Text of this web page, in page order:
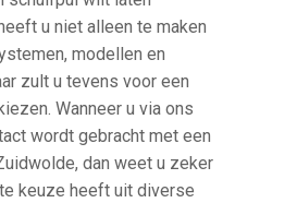
u niet alleen te maken
modellen en
zult u tevens voor een
Wanneer u via ons
wordt gebracht met een
dan weet u zeker
keuze heeft uit diverse